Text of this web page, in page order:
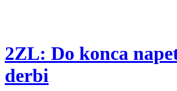
2ZL: Do konca
derbi